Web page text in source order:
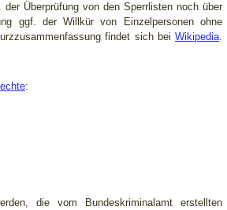
Überprüfung von den Sperrlisten noch über
ggf. der Willkür von Einzelpersonen ohne
findet sich bei Wikipedia.
:
die vom Bundeskriminalamt erstellten